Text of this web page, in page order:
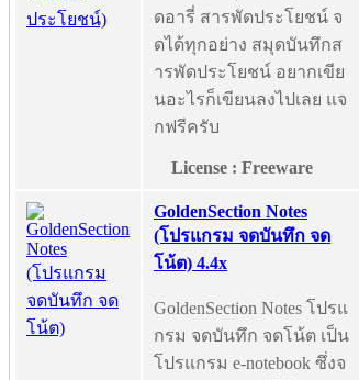
ดอารี่ สารพัดประโยชน์ จ
ดได้ทุกอย่าง สมุดบันทึกส
ารพัดประโยชน์ อยากเขีย
นอะไรก็เขียนลงไปเลย แจ
กฟรีครับ
License : Freeware
GoldenSection Notes
(โปรแกรม จดบันทึก จด
โน้ต) 4.4x
GoldenSection Notes โปรแ
กรม จดบันทึก จดโน้ต เป็น
โปรแกรม e-notebook ซึ่งจ